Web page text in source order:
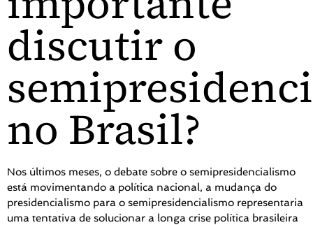
discutir o
no Brasil?
Nos últimos meses, o debate sobre o semipresidencialismo
está movimentando a política nacional, a mudança do
presidencialismo para o semipresidencialismo representaria
uma tentativa de solucionar a longa crise política brasileira